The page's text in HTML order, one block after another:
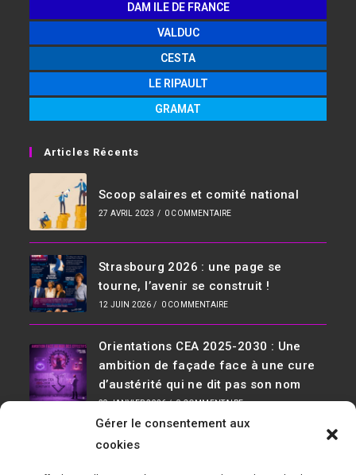
Gérer le consentement aux
cookies
DAM ILE DE FRANCE
VALDUC
CESTA
LE RIPAULT
GRAMAT
Articles Récents
Scoop salaires et comité national
27 AVRIL 2023 / 0 COMMENTAIRE
Strasbourg 2026 : une page se
tourne, l’avenir se construit !
12 JUIN 2026 / 0 COMMENTAIRE
Orientations CEA 2025-2030 : Une
ambition de façade face à une cure
d’austérité qui ne dit pas son nom
29 JANVIER 2026 / 0 COMMENTAIRE